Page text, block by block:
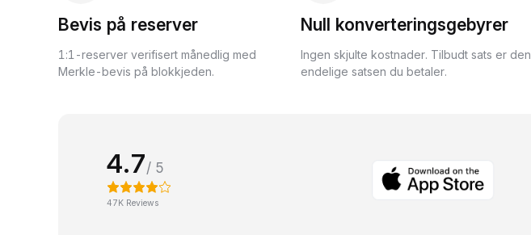
Bevis på reserver
1:1-reserver verifisert månedlig med
Merkle-bevis på blokkjeden.
Null konverteringsgebyrer
Ingen skjulte kostnader. Tilbudt sats er den
endelige satsen du betaler.
4.7/ 5
47K Reviews